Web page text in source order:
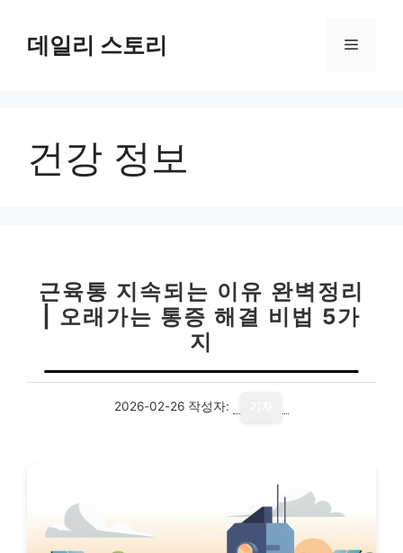
데일리 스토리 메
건강 정보
근육통 지속되는 이유 완벽정리
| 오래가는 통증 해결 비법 5가
지
2026-02-26 작성자: